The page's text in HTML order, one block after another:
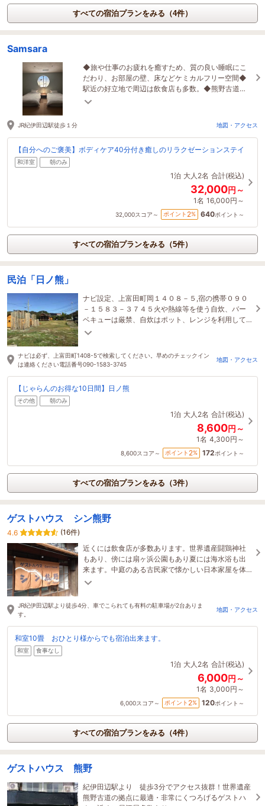
すべての宿泊プランをみる（4件）
Samsara
◆旅や仕事のお疲れを癒すため、質の良い睡眠にこ
だわり、お部屋の壁、床などケミカルフリー空間◆
駅近の好立地で周辺は飲食店も多数。◆熊野古道な
ど観光スポットへ好アクセス◆最大4名様同室OK
JR紀伊田辺駅徒歩１分 地図・アクセス
【自分へのご褒美】ボディケア40分付き癒しのリラクゼーションステイ
和洋室 朝のみ
1泊 大人2名 合計(税込)
32,000円～
1名 16,000円～
32,000スコア～ ポイント 2% 640ポイント～
すべての宿泊プランをみる（5件）
民泊「日ノ熊」
ナビ設定、上富田町岡１４０８－５,宿の携帯０９０
－１５８３－３７４５火や熱線等を使う自炊、バー
ベキューは厳禁、自炊はポット、レンジを利用して
ね、石窯ピザは要予約、送迎は要相談。 Wi-Fi有り。
ナビは必ず、上富田町1408-5で検索してください。早めのチェックイン
は連絡ください電話番号090-1583-3745
地図・アクセス
【じゃらんのお得な10日間】日ノ熊
その他 朝のみ
1泊 大人2名 合計(税込)
8,600円～
1名 4,300円～
8,600スコア～ ポイント 2% 172ポイント～
すべての宿泊プランをみる（3件）
ゲストハウス シン熊野
4.6
(16件)
近くには飲食店が多数あります。世界遺産闘鶏神社
もあり、傍には扇ヶ浜公園もあり夏には海水浴も出
来ます。中庭のある古民家で懐かしい日本家屋を体
験出来ます。
JR紀伊田辺駅より徒歩4分、車でこられても有料の駐車場が2台ありま
す。
地図・アクセス
和室10畳 おひとり様からでも宿泊出来ます。
和室 食事なし
1泊 大人2名 合計(税込)
6,000円～
1名 3,000円～
6,000スコア～ ポイント 2% 120ポイント～
すべての宿泊プランをみる（4件）
ゲストハウス 熊野
紀伊田辺駅より 徒歩3分でアクセス抜群！世界遺産
熊野古道の拠点に最適・非常にくつろげるゲストハ